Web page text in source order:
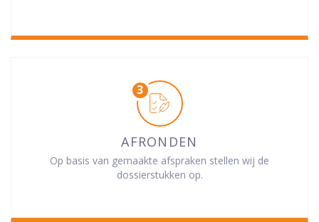
AFRONDEN
Op basis van gemaakte afspraken stellen wij de
dossierstukken op.